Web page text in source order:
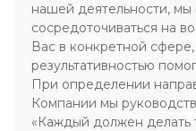
нашей деятельности,
сосредоточиваться на
Вас в конкретной
результативностью
При определении
Компании мы
«Каждый должен делать